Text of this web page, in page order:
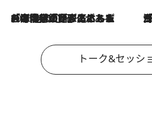
2026.8.3
「今後値上げがあるとすれば…」「リスクがあるのは今年の冬」エネルギー専門家が語る、ホルムズ海峡封鎖が家庭にもたらす“ある心配” 「住宅建てら
トーク&セッシ